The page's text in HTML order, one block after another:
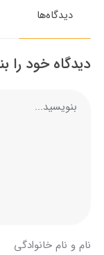
دیدگاه‌ها
دیدگاه خود را
نام و نام خانوادگی